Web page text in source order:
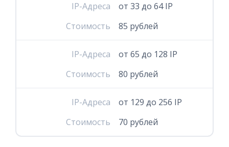
IP-Адреса
от 33 до 64 IP
Стоимость
85 рублей
IP-Адреса
от 65 до 128 IP
Стоимость
80 рублей
IP-Адреса
от 129 до 256 IP
Стоимость
70 рублей